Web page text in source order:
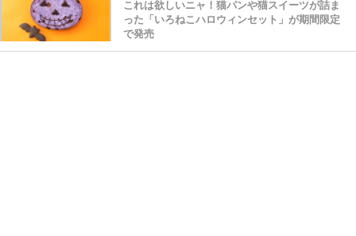
これは欲しいニャ！猫パンや猫スイーツが詰ま
った「いろねこハロウィンセット」が期間限定
で発売